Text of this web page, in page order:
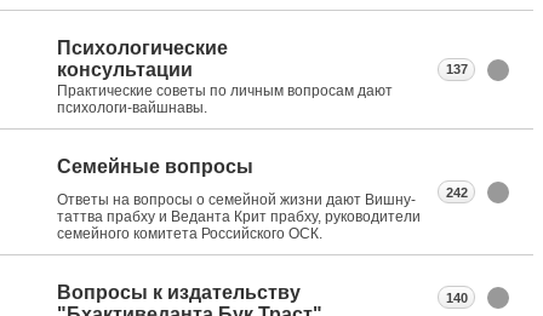
Психологические
консультации
Практические советы по личным вопросам дают
психологи-вайшнавы.
137
Семейные вопросы
Ответы на вопросы о семейной жизни дают Вишну-
таттва прабху и Веданта Крит прабху, руководители
семейного комитета Российского ОСК.
242
Вопросы к издательству
140